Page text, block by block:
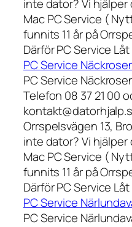
inte dator? Vi hjälper
Mac PC Service (
funnits 11 år på
Därför PC Service
PC Service
PC Service
Telefon 08 37 21 00
Orrspelsvägen 13,
inte dator? Vi hjälper
Mac PC Service (
funnits 11 år på
Därför PC Service
PC Service
PC Service